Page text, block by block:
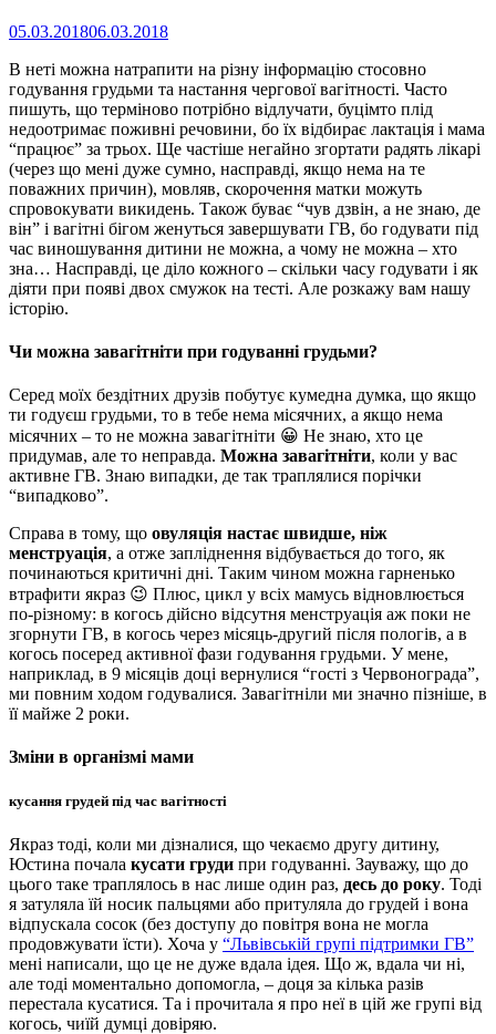
05.03.201806.03.2018
В неті можна натрапити на різну інформацію стосовно
годування грудьми та настання чергової вагітності. Часто
пишуть, що терміново потрібно відлучати, буцімто плід
недоотримає поживні речовини, бо їх відбирає лактація і мама
“працює” за трьох. Ще частіше негайно згортати радять лікарі
(через що мені дуже сумно, насправді, якщо нема на те
поважних причин), мовляв, скорочення матки можуть
спровокувати викидень. Також буває “чув дзвін, а не знаю, де
він” і вагітні бігом женуться завершувати ГВ, бо годувати під
час виношування дитини не можна, а чому не можна – хто
зна… Насправді, це діло кожного – скільки часу годувати і як
діяти при появі двох смужок на тесті. Але розкажу вам нашу
історію.
Чи можна завагітніти при годуванні грудьми?
Серед моїх бездітних друзів побутує кумедна думка, що якщо
ти годуєш грудьми, то в тебе нема місячних, а якщо нема
місячних – то не можна завагітніти 😀 Не знаю, хто це
придумав, але то неправда. Можна завагітніти, коли у вас
активне ГВ. Знаю випадки, де так траплялися порічки
“випадково”.
Справа в тому, що овуляція настає швидше, ніж
менструація, а отже запліднення відбувається до того, як
починаються критичні дні. Таким чином можна гарненько
втрафити якраз 😉 Плюс, цикл у всіх мамусь відновлюється
по-різному: в когось дійсно відсутня менструація аж поки не
згорнути ГВ, в когось через місяць-другий після пологів, а в
когось посеред активної фази годування грудьми. У мене,
наприклад, в 9 місяців доці вернулися “гості з Червонограда”,
ми повним ходом годувалися. Завагітніли ми значно пізніше, в
її майже 2 роки.
Зміни в організмі мами
кусання грудей під час вагітності
Якраз тоді, коли ми дізналися, що чекаємо другу дитину,
Юстина почала кусати груди при годуванні. Зауважу, що до
цього таке траплялось в нас лише один раз, десь до року. Тоді
я затуляла їй носик пальцями або притуляла до грудей і вона
відпускала сосок (без доступу до повітря вона не могла
продовжувати їсти). Хоча у “Львівській групі підтримки ГВ”
мені написали, що це не дуже вдала ідея. Що ж, вдала чи ні,
але тоді моментально допомогла, – доця за кілька разів
перестала кусатися. Та і прочитала я про неї в цій же групі від
когось, чиїй думці довіряю.